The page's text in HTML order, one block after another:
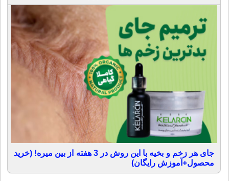
جای هر زخم و بخیه با این روش در 3 هفته از بین میره! (خرید
محصول+آموزش رایگان)